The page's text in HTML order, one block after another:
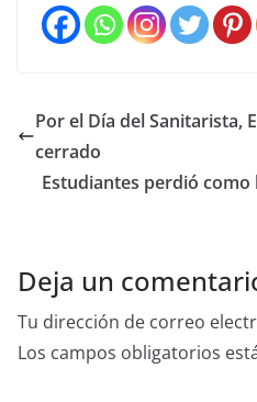
Por el Día del Sanitarista,
cerrado
Estudiantes perdió
Deja un
Tu dirección de correo
Los campos obligatorios